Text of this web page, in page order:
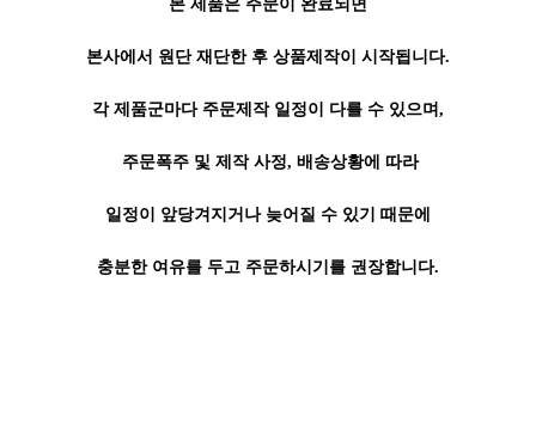
본 제품은 주문이 완료되면
본사에서 원단 재단한 후 상품제작이 시작됩니다.
각 제품군마다 주문제작 일정이 다를 수 있으며,
주문폭주 및 제작 사정, 배송상황에 따라
일정이 앞당겨지거나 늦어질 수 있기 때문에
충분한 여유를 두고 주문하시기를 권장합니다.